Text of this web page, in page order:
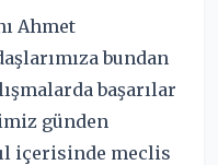
Ahmet
bundan
başarılar
günden
içerisinde meclis